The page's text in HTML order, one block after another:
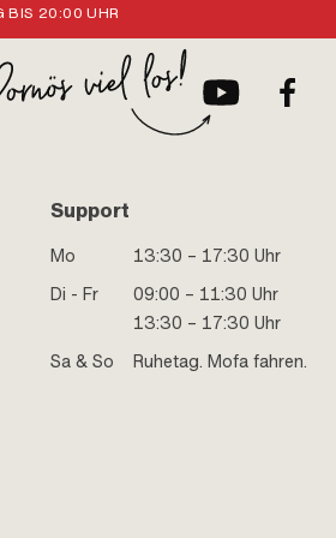
BIS 20:00 UHR
Support
Mo
13:30 – 17:30 Uhr
Di - Fr
09:00 – 11:30 Uhr
13:30 – 17:30 Uhr
Sa & So
Ruhetag. Mofa fahren.